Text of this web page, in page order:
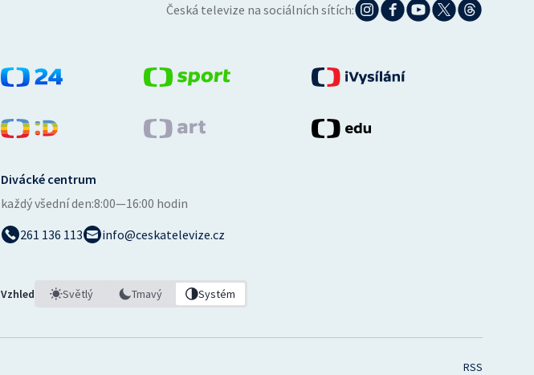
Česká televize na sociálních sítích:
Divácké centrum
každý všední den:8:00—16:00 hodin
261 136 113
info@ceskatelevize.cz
Vzhled Světlý Tmavý Systém
RSS